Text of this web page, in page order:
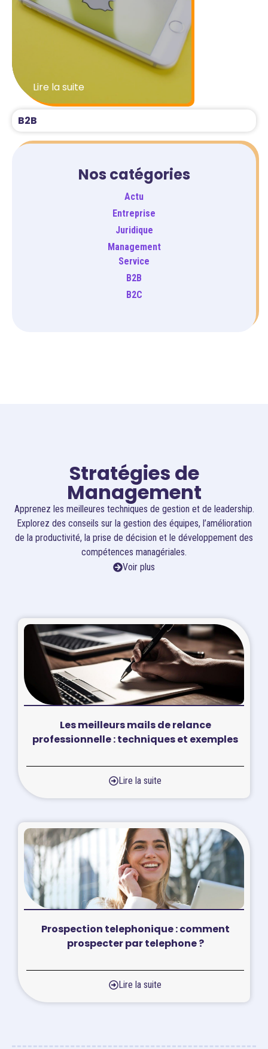
La nouvelle est tombée comme un
coup de tonnerre : Snapchat
annonce la …
Lire la suite
B2B
Nos catégories
Actu
Entreprise
Juridique
Management
Service
B2B
B2C
Les meilleurs mails de relance
professionnelle : techniques et exemples
Lire la suite
Prospection telephonique : comment
prospecter par telephone ?
Lire la suite
Stratégies de
Management
Apprenez les meilleures techniques de gestion et de leadership.
Explorez des conseils sur la gestion des équipes, l’amélioration
de la productivité, la prise de décision et le développement des
compétences managériales.
Voir plus